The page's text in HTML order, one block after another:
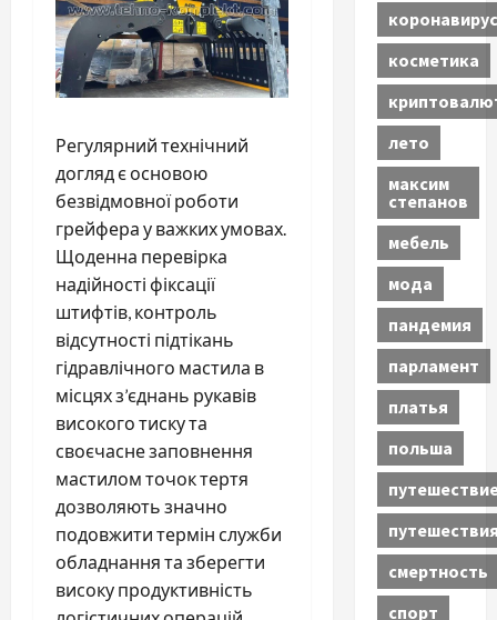
Регулярний технічний
догляд є основою
безвідмовної роботи
грейфера у важких умовах.
Щоденна перевірка
надійності фіксації
штифтів, контроль
відсутності підтікань
гідравлічного мастила в
місцях з’єднань рукавів
високого тиску та
своєчасне заповнення
мастилом точок тертя
дозволяють значно
подовжити термін служби
обладнання та зберегти
високу продуктивність
коронавирус
косметика
лето
максим
степанов
мебель
мода
пандемия
парламент
платья
польша
смертность
спорт